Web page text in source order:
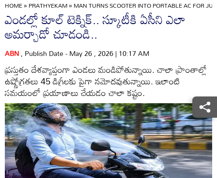
HOME»PRATHYEKAM»MAN TURNS SCOOTER INTO PORTABLE AC FOR
ఎండల్లో కూల్ టెక్నిక్.. స్కూటీకి ఏసీని ఎలా
అమర్చాడో చూడండి..
ABN, Publish Date - May 26 , 2026 | 10:17 AM
ప్రస్తుతం దేశవ్యాప్తంగా ఎండలు మండిపోతున్నాయి. చాలా ప్రాంతాల్లో
ఉష్ణోగ్రతలు 45 డిగ్రీలకు పైగా నమోదవుతున్నాయి. ఇలాంటి
సమయంలో ప్రయాణాలు చేయడం చాలా కష్టం.